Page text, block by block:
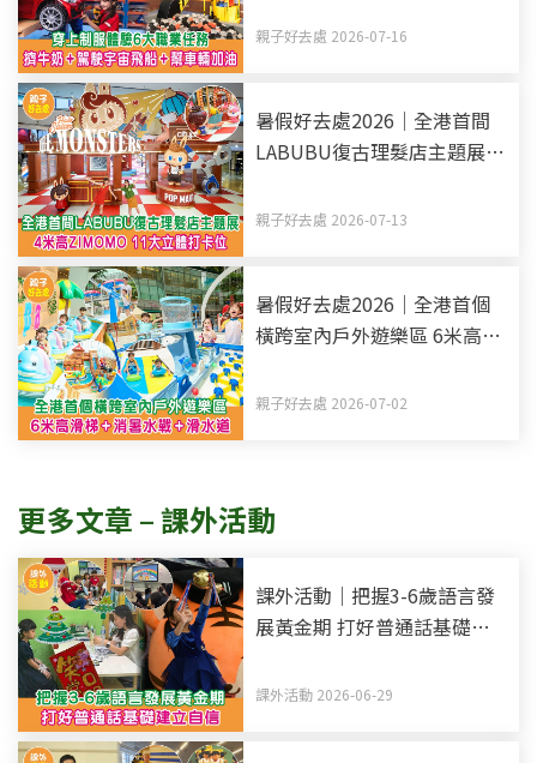
親子好去處 2026-07-16
暑假好去處2026｜全港首間
LABUBU復古理髮店主題展 4
位
親子好去處 2026-07-13
暑假好去處2026｜全港首個
橫跨室內戶外遊樂區 6米高滑
親子好去處 2026-07-02
更多文章 – 課外活動
課外活動｜把握3-6歲語言發
展黃金期 打好普通話基礎建
課外活動 2026-06-29